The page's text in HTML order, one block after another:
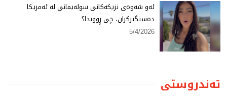
ئەو شەوەی نزیكەكانی سولەیمانی لە ئەمریكا
دەستگیركران، چی ڕوویدا؟
5/4/2026
تەندروستی